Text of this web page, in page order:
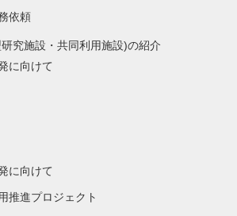
依頼
究施設・共同利用施設)の紹介
に向けて
に向けて
推進プロジェクト